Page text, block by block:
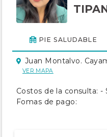
PIE SALUDABLE
Juan Montalvo.
VER MAPA
Costos de la consulta: -
Fomas de pago: